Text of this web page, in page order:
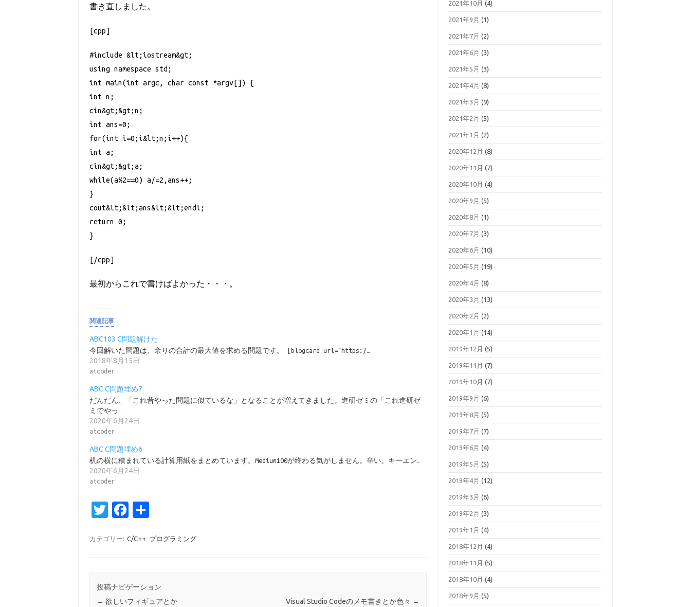
書き直しました。
[cpp]
#include &lt;iostream&gt;
using namespace std;
int main(int argc, char const *argv[]) {
int n;
cin&gt;&gt;n;
int ans=0;
for(int i=0;i&lt;n;i++){
int a;
cin&gt;&gt;a;
while(a%2==0) a/=2,ans++;
}
cout&lt;&lt;ans&lt;&lt;endl;
return 0;
}
[/cpp]
最初からこれで書けばよかった・・・。
関連記事
ABC103 C問題解けた
今回解いた問題は、余りの合計の最大値を求める問題です。 [blogcard url="https:/…
2018年8月15日
atcoder
ABC C問題埋め7
だんだん、「これ昔やった問題に似ているな」となることが増えてきました。進研ゼミの「これ進研ゼ
ミでやっ…
2020年6月24日
atcoder
ABC C問題埋め6
机の横に積まれている計算用紙をまとめています。Medium100が終わる気がしません。辛い。キーエン…
2020年6月24日
atcoder
T
it
Fa
e
o
カテゴリー: C/C++ プログラミング
投稿ナビゲーション
← 欲しいフィギュアとか Visual Studio Codeのメモ書きとか色々 →
2021年10月 (4)
2021年9月 (1)
2021年7月 (2)
2021年6月 (3)
2021年5月 (3)
2021年4月 (8)
2021年3月 (9)
2021年2月 (5)
2021年1月 (2)
2020年12月 (8)
2020年11月 (7)
2020年10月 (4)
2020年9月 (5)
2020年8月 (1)
2020年7月 (3)
2020年6月 (10)
2020年5月 (19)
2020年4月 (8)
2020年3月 (13)
2020年2月 (2)
2020年1月 (14)
2019年12月 (5)
2019年11月 (7)
2019年10月 (7)
2019年9月 (6)
2019年8月 (5)
2019年7月 (7)
2019年6月 (4)
2019年5月 (5)
2019年4月 (12)
2019年3月 (6)
2019年2月 (3)
2019年1月 (4)
2018年12月 (4)
2018年11月 (5)
2018年10月 (4)
2018年9月 (5)